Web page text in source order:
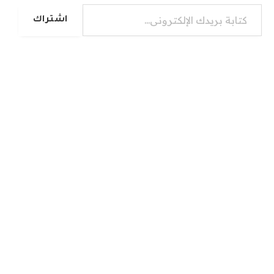
كتابة بريدك الإلكتروني...
اشتراك